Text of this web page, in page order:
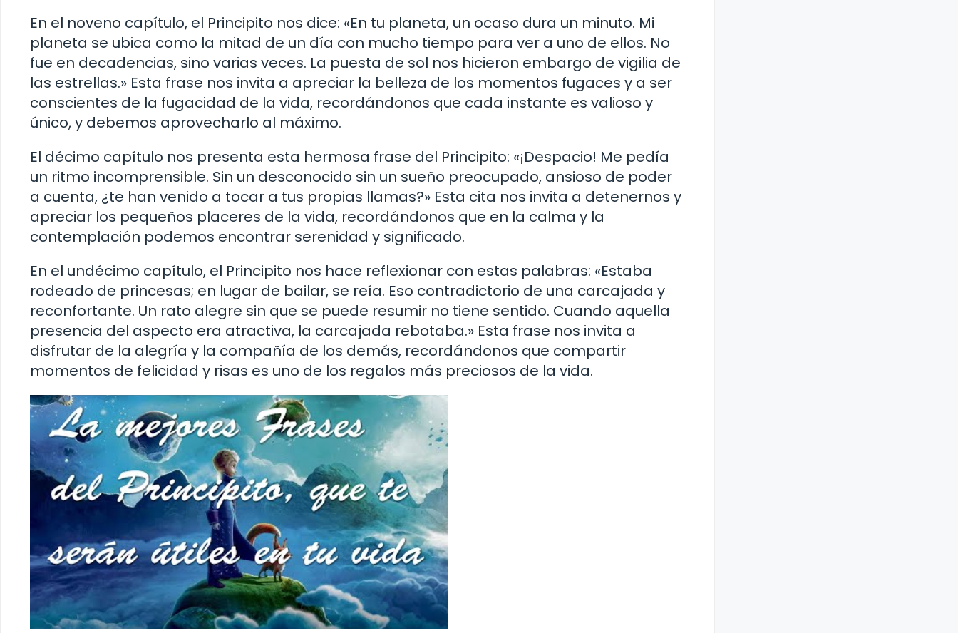
En el noveno capítulo, el Principito nos dice: «En tu planeta, un ocaso dura un minuto. Mi
planeta se ubica como la mitad de un día con mucho tiempo para ver a uno de ellos. No
fue en decadencias, sino varias veces. La puesta de sol nos hicieron embargo de vigilia de
las estrellas.» Esta frase nos invita a apreciar la belleza de los momentos fugaces y a ser
conscientes de la fugacidad de la vida, recordándonos que cada instante es valioso y
único, y debemos aprovecharlo al máximo.
El décimo capítulo nos presenta esta hermosa frase del Principito: «¡Despacio! Me pedía
un ritmo incomprensible. Sin un desconocido sin un sueño preocupado, ansioso de poder
a cuenta, ¿te han venido a tocar a tus propias llamas?» Esta cita nos invita a detenernos y
apreciar los pequeños placeres de la vida, recordándonos que en la calma y la
contemplación podemos encontrar serenidad y significado.
En el undécimo capítulo, el Principito nos hace reflexionar con estas palabras: «Estaba
rodeado de princesas; en lugar de bailar, se reía. Eso contradictorio de una carcajada y
reconfortante. Un rato alegre sin que se puede resumir no tiene sentido. Cuando aquella
presencia del aspecto era atractiva, la carcajada rebotaba.» Esta frase nos invita a
disfrutar de la alegría y la compañía de los demás, recordándonos que compartir
momentos de felicidad y risas es uno de los regalos más preciosos de la vida.